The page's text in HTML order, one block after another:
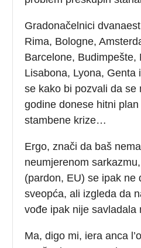
Gradonačelnici
Rima, Bologne,
Barcelone, Budimpešte,
Lisabona, Lyona, Genta
se kako bi pozvali da se
godine donese hitni
stambene krize…
Ergo, znači da baš
neumjerenom
(pardon, EU) se ipak ne
sveopća, ali izgleda da
vođe ipak nije savladala
Ma, digo mi, iera anca